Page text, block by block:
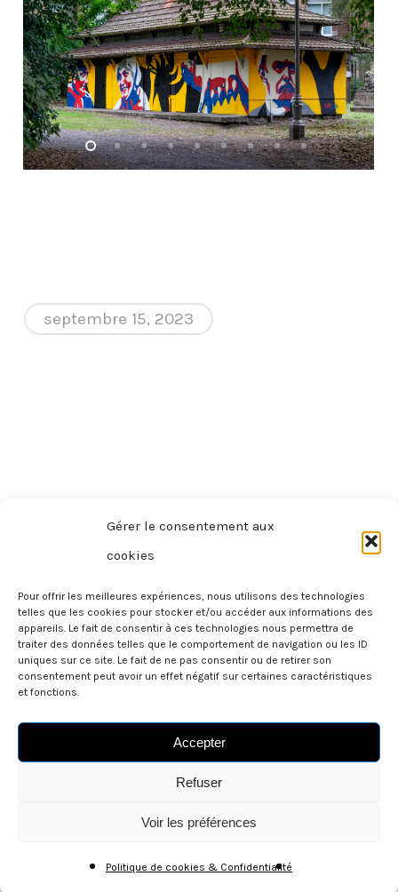
Gérer le consentement aux
cookies
Pour offrir les meilleures expériences, nous utilisons des technologies
telles que les cookies pour stocker et/ou accéder aux informations des
appareils. Le fait de consentir à ces technologies nous permettra de
traiter des données telles que le comportement de navigation ou les ID
uniques sur ce site. Le fait de ne pas consentir ou de retirer son
consentement peut avoir un effet négatif sur certaines caractéristiques
et fonctions.
Accepter
Refuser
Voir les préférences
Politique de cookies & Confidentialité
septembre 15, 2023
Politique de Confidentialité
Conditions générales de Vente